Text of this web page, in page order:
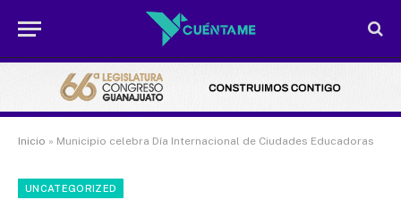
Inicio » Municipio celebra Día Internacional de Ciudades Educadoras
UNCATEGORIZED